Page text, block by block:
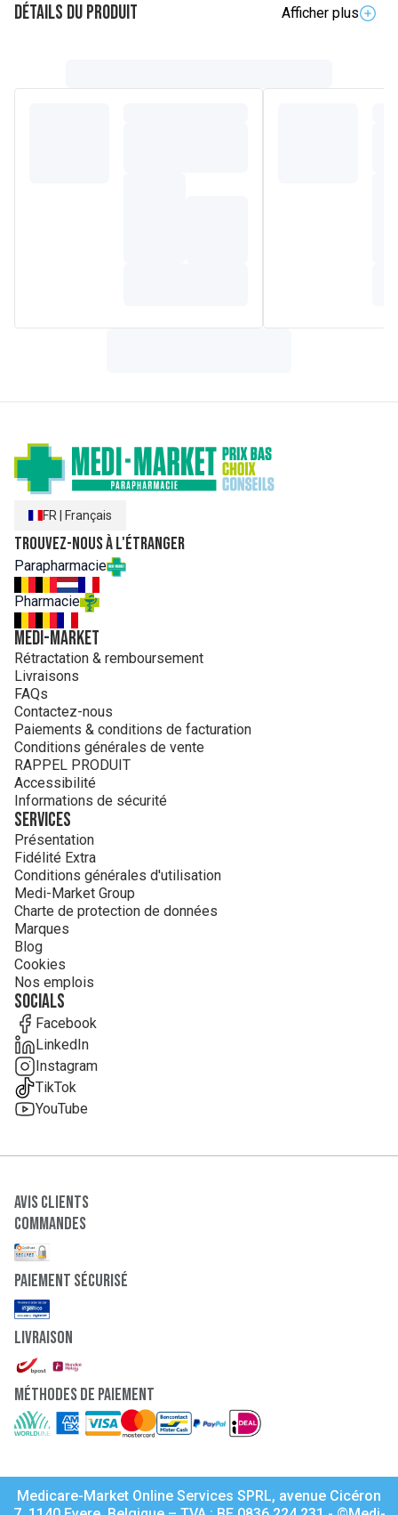
Détails du produit
Afficher plus
TENA Discreet Normal offre une protection discrète et sûre
FR Français
Trouvez-nous à l'étranger
Parapharmacie
Pharmacie
MEDI-MARKET
Rétractation & remboursement
Livraisons
FAQs
Contactez-nous
Paiements & conditions de facturation
Conditions générales de vente
RAPPEL PRODUIT
Accessibilité
Informations de sécurité
Services
Présentation
Fidélité Extra
Conditions générales d'utilisation
Medi-Market Group
Charte de protection de données
Marques
Blog
Cookies
Nos emplois
Socials
Facebook
LinkedIn
Instagram
TikTok
YouTube
Avis clients
Commandes
paiement sécurisé
Livraison
Méthodes de paiement
Medicare-Market Online Services SPRL, avenue Cicéron